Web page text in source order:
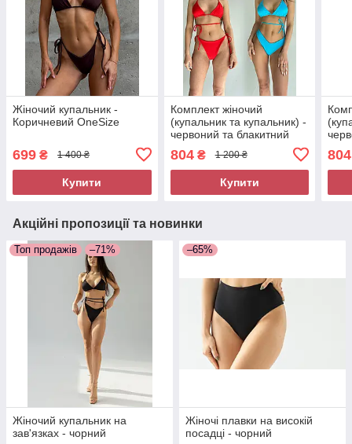
Жіночий купальник -
Коричневий OneSize
699 ₴ 1 400 ₴
Купити
Комплект жіночий
(купальник та купальник) -
червоний та блакитний
804₴ 1 200 ₴
Купити
804
Акційні пропозиції та новинки
Топ продажів –71%
Жіночий купальник на
зав'язках - чорний
–65%
Жіночі плавки на високій
посадці - чорний